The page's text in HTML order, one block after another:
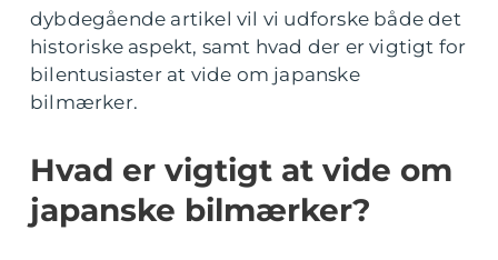
dybdegående artikel vil vi udforske både det
historiske aspekt, samt hvad der er vigtigt for
bilentusiaster at vide om japanske
bilmærker.
Hvad er vigtigt at vide om
japanske bilmærker?